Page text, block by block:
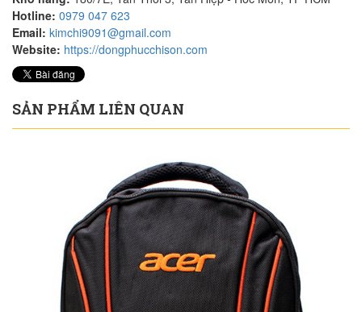
Hotline: 0979 047 623
Email: kimchi9091@gmail.com
Website: https://dongphucchison.com
SẢN PHẨM LIÊN QUAN